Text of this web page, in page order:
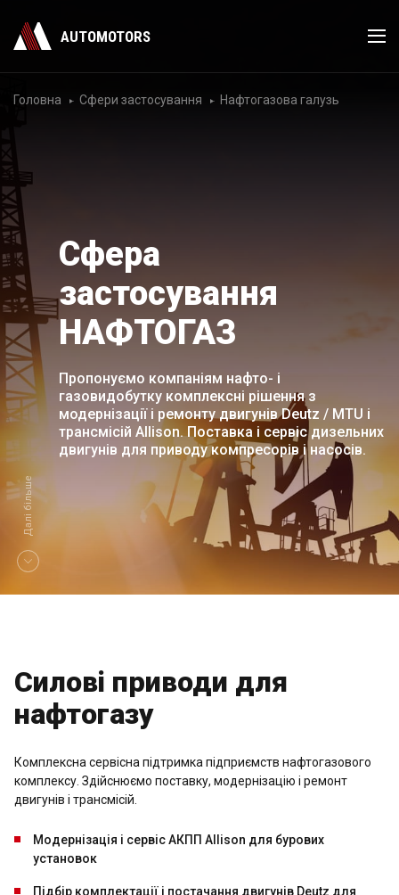
AUTOMOTORS
Головна Сфери застосування Нафтогазова галузь
Сфера
застосування
НАФТОГАЗ
Пропонуємо компаніям нафто- і
газовидобутку комплексні рішення з
модернізації і ремонту двигунів Deutz / MTU і
трансмісій Allison. Поставка і сервіс дизельних
двигунів для приводу компресорів і насосів.
Далі більше
Силові приводи для
нафтогазу
Комплексна сервісна підтримка підприємств нафтогазового
комплексу. Здійснюємо поставку, модернізацію і ремонт
двигунів і трансмісій.
Модернізація і сервіс АКПП Allison для бурових
установок
Підбір комплектації і постачання двигунів Deutz для